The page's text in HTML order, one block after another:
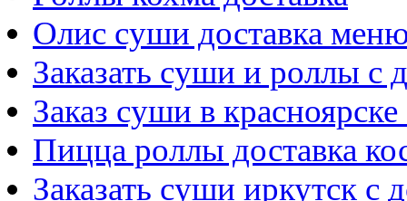
Олис суши доставка
Заказать суши и роллы с
Заказ суши в
Пицца роллы доставка
Заказать суши иркутск с